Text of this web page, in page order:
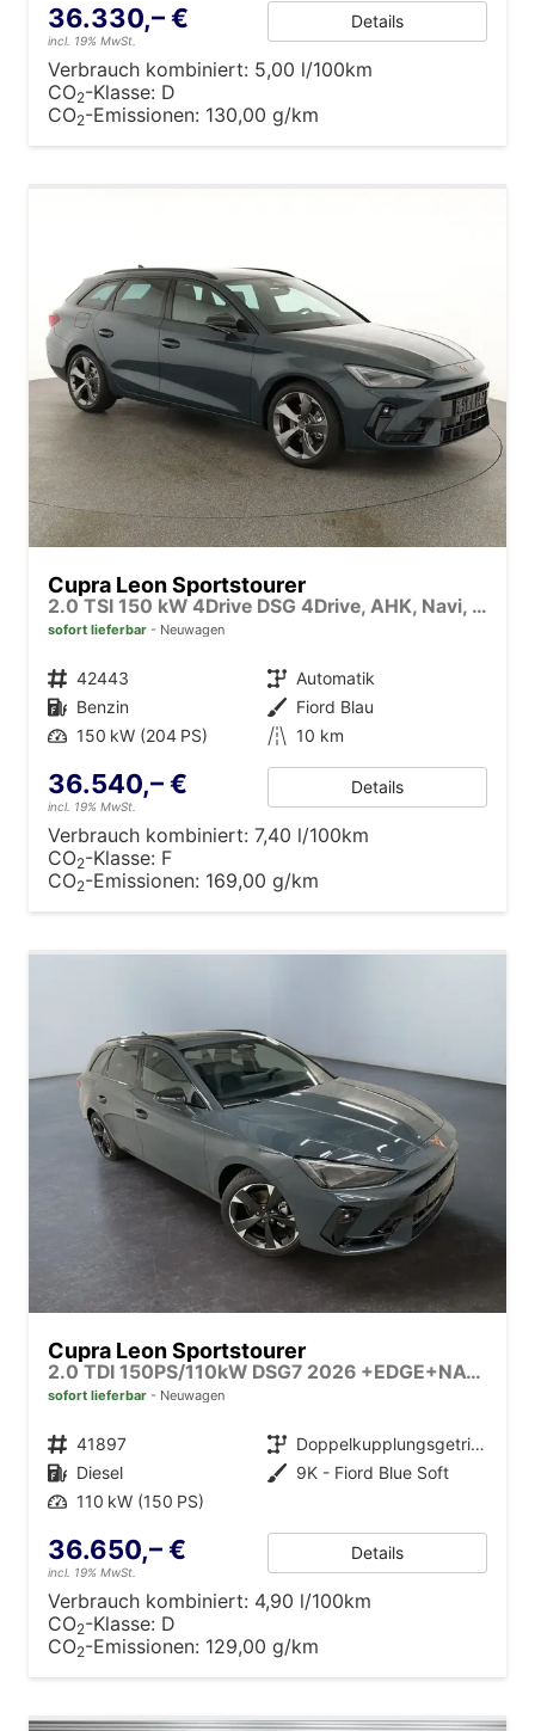
36.330,– €
incl. 19% MwSt.
Details
Verbrauch kombiniert: 5,00 l/100km
CO2-Klasse: D
CO2-Emissionen: 130,00 g/km
Cupra Leon Sportstourer
2.0 TSI 150 kW 4Drive DSG 4Drive, AHK, Navi, Side, Matrix, el. Klappe, 18-Zoll, 5 J.-Garantie
sofort lieferbar Neuwagen
Fahrzeugnr. 42443 Getriebe Automatik
Kraftstoff Benzin Außenfarbe Fiord Blau
Leistung 150 kW (204 PS) Kilometerstand 10 km
36.540,– €
incl. 19% MwSt.
Details
Verbrauch kombiniert: 7,40 l/100km
CO2-Klasse: F
CO2-Emissionen: 169,00 g/km
Cupra Leon Sportstourer
2.0 TDI 150PS/110kW DSG7 2026 +EDGE+NAVI+AHK+MATRIX+360+DYNAMIC DESIGN+INTELLIGENT DRIVE+
sofort lieferbar Neuwagen
Fahrzeugnr. 41897 Getriebe
Doppelkupplungsgetriebe (DSG)
Kraftstoff Diesel Außenfarbe 9K - Fiord Blue Soft
Leistung 110 kW (150 PS)
36.650,– €
incl. 19% MwSt.
Details
Verbrauch kombiniert: 4,90 l/100km
CO2-Klasse: D
CO2-Emissionen: 129,00 g/km